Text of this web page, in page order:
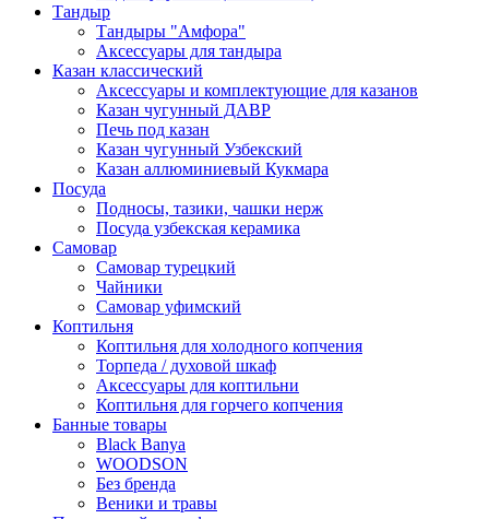
Тандыр
Тандыры "Амфора"
Аксессуары для тандыра
Казан классический
Аксессуары и комплектующие для казанов
Казан чугунный ДАВР
Печь под казан
Казан чугунный Узбекский
Казан аллюминиевый Кукмара
Посуда
Подносы, тазики, чашки нерж
Посуда узбекская керамика
Самовар
Самовар турецкий
Чайники
Самовар уфимский
Коптильня
Коптильня для холодного копчения
Торпеда / духовой шкаф
Аксессуары для коптильни
Коптильня для горчего копчения
Банные товары
Black Banya
WOODSON
Без бренда
Веники и травы